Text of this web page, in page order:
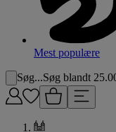
Mest populære
Søg...Søg blandt